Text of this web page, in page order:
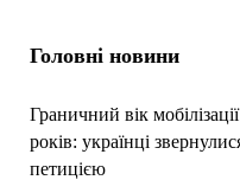
Головні новини
Граничний вік
років: українці
петицією